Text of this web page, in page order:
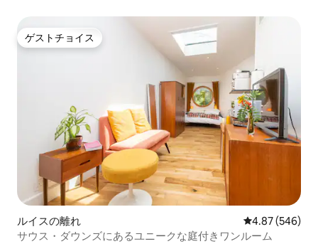
ゲストチョイス
ゲストチョイス
ルイスの離れ レビュー546
4.87 (546)
サウス・ダウンズにあるユニークな庭付きワンルーム